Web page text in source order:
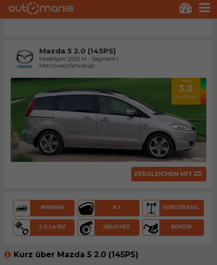
Mazda 5 2.0 (145PS)
Modelljahr 2005, M - Segment (
Mehrzweckfahrzeug)
Note
3.0
der Fahrer
VERGLEICHEN MIT
MINIVAN X 5 VORDERRAD.
2.0 L4 16V ÜBLICHES BENZIN
Kurz über Mazda 5 2.0 (145PS)